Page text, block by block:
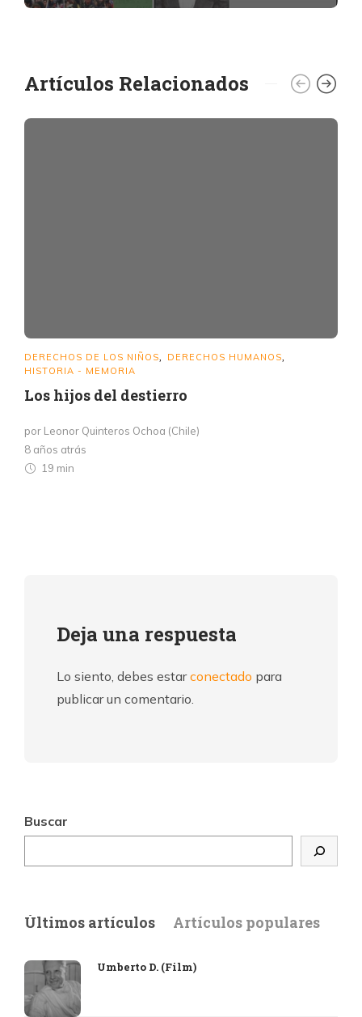
Artículos Relacionados
DERECHOS DE LOS NIÑOS DERECHOS HUMANOS
HISTORIA - MEMORIA
Los hijos del destierro
por Leonor Quinteros Ochoa (Chile)
8 años atrás
19 min
Deja una respuesta
Lo siento, debes estarconectado para
publicar un comentario.
Buscar
Últimos artículos Artículos populares
Umberto D. (Film)